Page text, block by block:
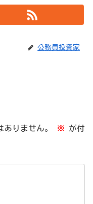
公務員投資家
りません。 ※ が付